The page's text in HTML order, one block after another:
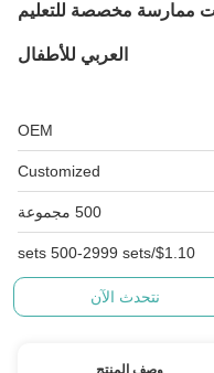
ممارسة مخصصة للتعليم
العربي للأطفال
OEM
Customized
500 مجموعة
$1.10/sets 500-2999 sets
نتحدث الآن
وصف المنتج